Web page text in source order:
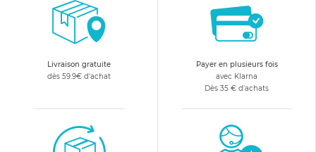
vêtement bébé de qualité.
Livraison gratuite
dès 59.9€ d'achat
Payer en plusieurs fois
avec Klarna
Dès 35 € d'achats